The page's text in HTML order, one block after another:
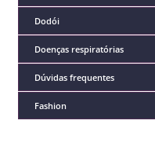
Dodói
Doenças respiratórias
Dúvidas frequentes
Fashion